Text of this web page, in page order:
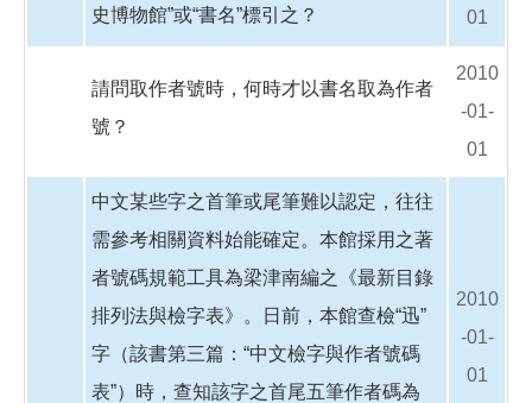
史博物館”或“書名”標引之？
01
請問取作者號時，何時才以書名取為作者
號？
2010
-01-
01
中文某些字之首筆或尾筆難以認定，往往
需參考相關資料始能確定。本館採用之著
者號碼規範工具為梁津南編之《最新目錄
排列法與檢字表》。日前，本館查檢“迅”
字（該書第三篇：“中文檢字與作者號碼
表”）時，查知該字之首尾五筆作者碼為
2010
-01-
01